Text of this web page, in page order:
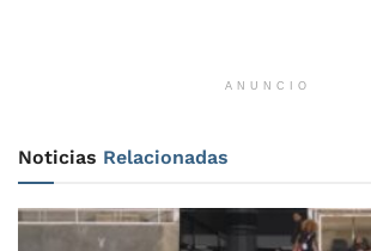
ANUNCIO
Noticias Relacionadas